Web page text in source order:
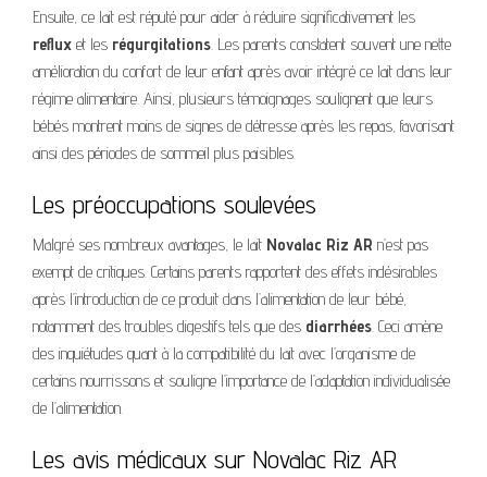
Ensuite, ce lait est réputé pour aider à réduire significativement les
reflux et les régurgitations. Les parents constatent souvent une nette
amélioration du confort de leur enfant après avoir intégré ce lait dans leur
régime alimentaire. Ainsi, plusieurs témoignages soulignent que leurs
bébés montrent moins de signes de détresse après les repas, favorisant
ainsi des périodes de sommeil plus paisibles.
Les préoccupations soulevées
Malgré ses nombreux avantages, le lait Novalac Riz AR n’est pas
exempt de critiques. Certains parents rapportent des effets indésirables
après l’introduction de ce produit dans l’alimentation de leur bébé,
notamment des troubles digestifs tels que des diarrhées. Ceci amène
des inquiétudes quant à la compatibilité du lait avec l’organisme de
certains nourrissons et souligne l’importance de l’adaptation individualisée
de l’alimentation.
Les avis médicaux sur Novalac Riz AR